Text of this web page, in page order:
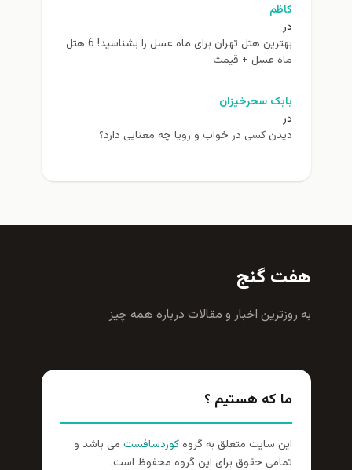
کاظم
در
بهترین هتل تهران برای ماه عسل را بشناسید! 6 هتل
ماه عسل + قیمت
بابک سحرخیزان
در
دیدن کسی در خواب و رویا چه معنایی دارد؟
هفت گنج
به روزترين اخبار و مقالات درباره همه چيز
ما که هستیم ؟
این سایت متعلق به گروهکوردسافست می باشد و
تمامی حقوق برای این گروه محفوظ است.